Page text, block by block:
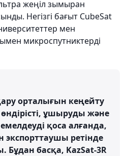
жеңіл зымыран
Негізгі бағыт CubeSat
мен
микроспутниктерді
орталығын кеңейту
ұшыруды және
қоса алғанда,
ретінде
Бұдан басқа, KazSat-3R